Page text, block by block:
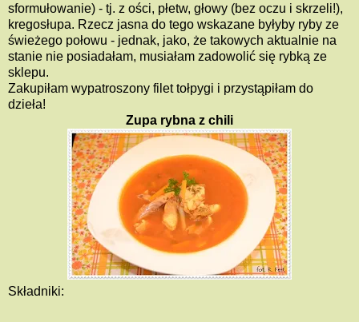
sformułowanie) - tj. z ości, płetw, głowy (bez oczu i skrzeli!),
kregosłupa. Rzecz jasna do tego wskazane byłyby ryby ze
świeżego połowu - jednak, jako, że takowych aktualnie na
stanie nie posiadałam, musiałam zadowolić się rybką ze
sklepu.
Zakupiłam wypatroszony filet tołpygi i przystąpiłam do
dzieła!
Zupa rybna z chili
Składniki: